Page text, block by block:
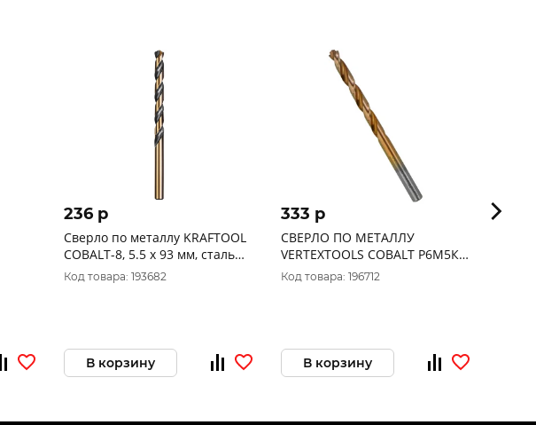
мм,
236 p
Сверло по металлу KRAFTOOL
COBALT-8, 5.5 х 93 мм, сталь
М42, HSS-Co(8%), (29656-5.5)
Код товара: 193682
В корзину
333 p
СВЕРЛО ПО МЕТАЛЛУ
VERTEXTOOLS COBALT Р6М5К8
5мм
Код товара: 196712
В корзину
76 p